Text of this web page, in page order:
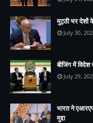
मुट्ठी भर देशों
July 30,
बीजिंग में
July 29,
भारत ने
मुद्दा